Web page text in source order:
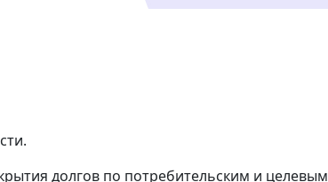
долгов по потребительским и целевым